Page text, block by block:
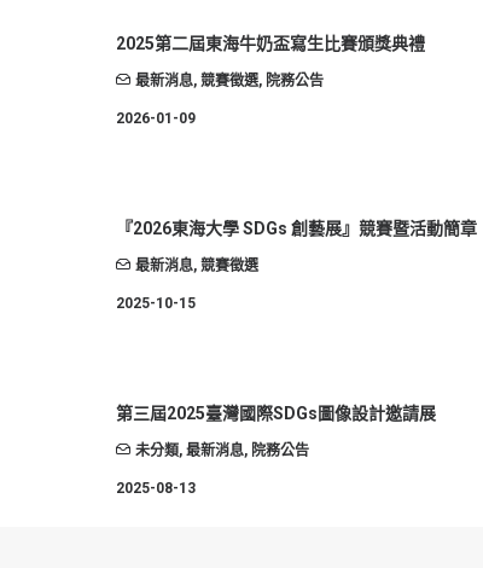
2025第二屆東海牛奶盃寫生比賽頒獎典禮
最新消息, 競賽徵選, 院務公告
2026-01-09
『2026東海大學 SDGs 創藝展』競賽暨活動簡章
最新消息, 競賽徵選
2025-10-15
第三屆2025臺灣國際SDGs圖像設計邀請展
未分類, 最新消息, 院務公告
2025-08-13